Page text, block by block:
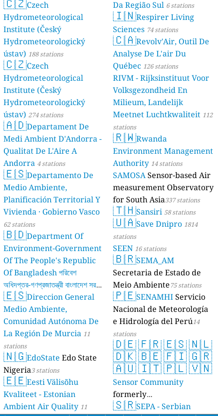
Czech
Hydrometeorological
Institute (Český
Hydrometeorologický
ústav) 188 stations
🇨🇿Czech
Hydrometeorological
Institute (Český
Hydrometeorologický
ústav) 274 stations
🇦🇩Departament De
Medi Ambient D'Andorra -
Qualitat De L'Aire A
Andorra 4 stations
🇪🇸Departamento De
Medio Ambiente,
Planificación Territorial Y
Vivienda · Gobierno Vasco
62 stations
🇧🇩Department Of
Environment-Government
Of The People's Republic
Of Bangladesh পরিবেশ
অধিদপ্তর-গণপ্রজাতন্ত্রী বাংলাদেশ সরকার
17 stations
🇪🇸Direccion General
Medio Ambiente,
Comunidad Autónoma De
La Región De Murcia 11
stations
🇳🇬EdoState Edo State
Nigeria3 stations
🇪🇪Eesti Välisõhu
Kvaliteet - Estonian
Ambient Air Quality 11
Da Região Sul 6 stations
🇮🇳Respirer Living
Sciences 74 stations
🇨🇦Revolv'Air, Outil De
Analyse De L'air Du
Québec 126 stations
RIVM - Rijksinstituut Voor
Volksgezondheid En
Milieum, Landelijk
Meetnet Luchtkwaliteit 112
stations
🇷🇼Rwanda
Environment Management
Authority 14 stations
SAMOSASensor-based Air
measurement Observatory
for South Asia337 stations
🇹🇭Sansiri 58 stations
🇺🇦Save Dnipro 1814
stations
SEEN 16 stations
🇧🇷SEMA_AM
Secretaria de Estado de
Meio Ambiente75 stations
🇵🇪SENAMHIServicio
Nacional de Meteorología
e Hidrología del Perú14
stations
🇩🇪🇫🇷🇪🇸🇳🇱
🇩🇰🇧🇪🇫🇮🇬🇷
🇦🇺🇮🇹🇵🇱🇻🇳
Sensor Community
formerly
luftdaten.info35808 stations
🇸🇷SEPA - Serbian